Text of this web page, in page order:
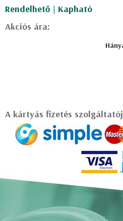
Rendelhető | Kapható
Akciós ára:
A kártyás fizetés